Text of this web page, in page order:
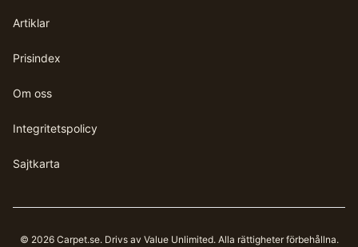
Artiklar
Prisindex
Om oss
Integritetspolicy
Sajtkarta
© 2026 Carpet.se. Drivs av Value Unlimited. Alla rättigheter förbehållna.